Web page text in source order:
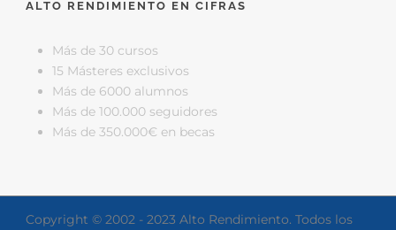
ALTO RENDIMIENTO EN CIFRAS
Más de 30 cursos
15 Másteres exclusivos
Más de 6000 alumnos
Más de 100.000 seguidores
Más de 350.000€ en becas
Copyright © 2002 - 2023 Alto Rendimiento. Todos los